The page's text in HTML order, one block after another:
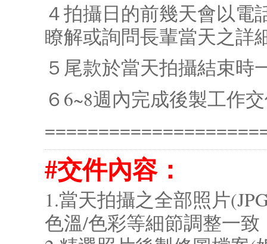
４拍攝日的前幾天會以電
瞭解或詢問長輩當天之詳
５尾款於當天拍攝結束時
６6~8週內完成後製工作
#交件內容：
1.當天拍攝之全部照片
色溫/色彩等細節調整一致